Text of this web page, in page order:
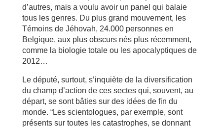
d’autres, mais a voulu avoir un panel qui balaie
tous les genres. Du plus grand mouvement, les
Témoins de Jéhovah, 24.000 personnes en
Belgique, aux plus obscurs nés plus récemment,
comme la biologie totale ou les apocalyptiques de
2012…
Le député, surtout, s’inquiète de la diversification
du champ d’action de ces sectes qui, souvent, au
départ, se sont bâties sur des idées de fin du
monde. “Les scientologues, par exemple, sont
présents sur toutes les catastrophes, se donnant